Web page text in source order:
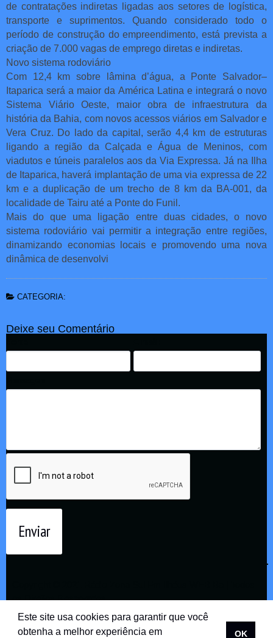
de contratações indiretas ligadas aos setores de logística,
transporte e suprimentos. Quando considerado todo o
período de construção do empreendimento, está prevista a
criação de 7.000 vagas de emprego diretas e indiretas.
Novo sistema rodoviário
Com 12,4 km sobre lâmina d’água, a Ponte Salvador–
Itaparica será a maior da América Latina e integrará o novo
Sistema Viário Oeste, maior obra de infraestrutura da
história da Bahia, com novos acessos viários em Salvador e
Vera Cruz. Do lado da capital, serão 4,4 km de estruturas
ligando a região da Calçada e Água de Meninos, com
viadutos e túneis paralelos aos da Via Expressa. Já na Ilha
de Itaparica, haverá implantação de uma via expressa de 22
km e a duplicação de um trecho de 8 km da BA-001, da
localidade de Tairu até a Ponte do Funil.
Mais do que uma ligação entre duas cidades, o novo
sistema rodoviário vai permitir a integração entre regiões,
dinamizando economias locais e promovendo uma nova
dinâmica de desenvolvi
CATEGORIA:
Deixe seu Comentário
Enviar
Este site usa cookies para garantir que você
obtenha a melhor experiência em
OK
os Direitos Reservados